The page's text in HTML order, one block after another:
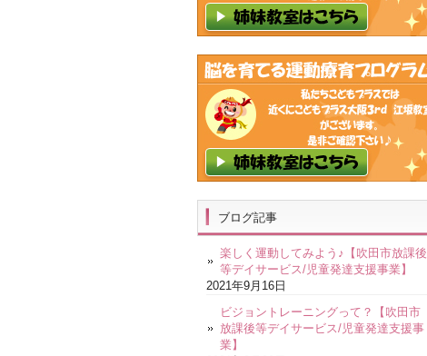
ブログ記事
楽しく運動してみよう♪【吹田市放課後
等デイサービス/児童発達支援事業】
2021年9月16日
ビジョントレーニングって？【吹田市
放課後等デイサービス/児童発達支援事
業】